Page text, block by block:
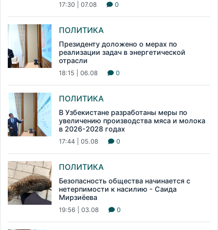
17:30 | 07.08 0
ПОЛИТИКА
Президенту доложено о мерах по
реализации задач в энергетической
отрасли
18:15 | 06.08 0
ПОЛИТИКА
В Узбекистане разработаны меры по
увеличению производства мяса и молока
в 2026-2028 годах
17:44 | 05.08 0
ПОЛИТИКА
Безопасность общества начинается с
нетерпимости к насилию - Саида
Мирзиёева
19:56 | 03.08 0